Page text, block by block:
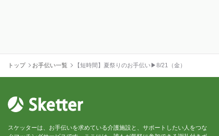
トップ お手伝い一覧 【短時間】夏祭りのお手伝い▶8/21（金）
スケッターは、お手伝いを求めている介護施設と、サポートしたい人をつな